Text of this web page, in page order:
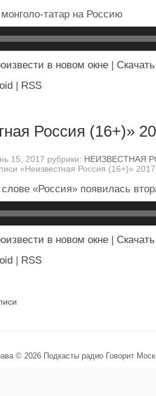
татар на Россию
в новом окне | Скачать
| RSS
Россия (16+)»
15, 2017 рубрики: НЕИЗВЕСТНАЯ
«Неизвестная Россия (16+)»
«Россия» появилась
в новом окне | Скачать
| RSS
© 2026 Подкасты радио Говорит